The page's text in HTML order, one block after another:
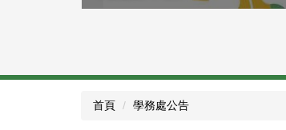
首頁 學務處公告